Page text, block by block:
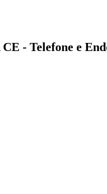
- Telefone e